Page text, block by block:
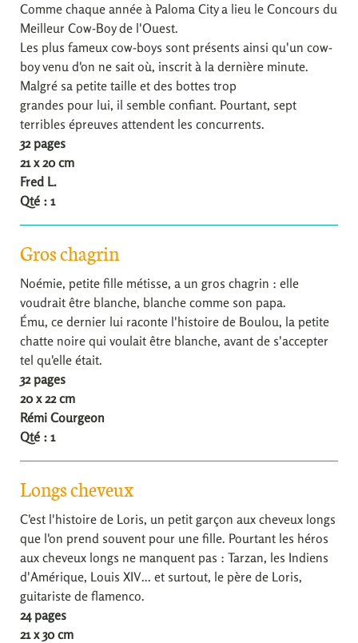
Comme chaque année à Paloma City a lieu le Concours du
Meilleur Cow-Boy de l'Ouest.
Les plus fameux cow-boys sont présents ainsi qu'un cow-
boy venu d'on ne sait où, inscrit à la dernière minute.
Malgré sa petite taille et des bottes trop
grandes pour lui, il semble confiant. Pourtant, sept
terribles épreuves attendent les concurrents.
32 pages
21 x 20 cm
Fred L.
Qté : 1
Gros chagrin
Noémie, petite fille métisse, a un gros chagrin : elle
voudrait être blanche, blanche comme son papa.
Ému, ce dernier lui raconte l'histoire de Boulou, la petite
chatte noire qui voulait être blanche, avant de s'accepter
tel qu'elle était.
32 pages
20 x 22 cm
Rémi Courgeon
Qté : 1
Longs cheveux
C'est l'histoire de Loris, un petit garçon aux cheveux longs
que l'on prend souvent pour une fille. Pourtant les héros
aux cheveux longs ne manquent pas : Tarzan, les Indiens
d'Amérique, Louis XIV... et surtout, le père de Loris,
guitariste de flamenco.
24 pages
21 x 30 cm